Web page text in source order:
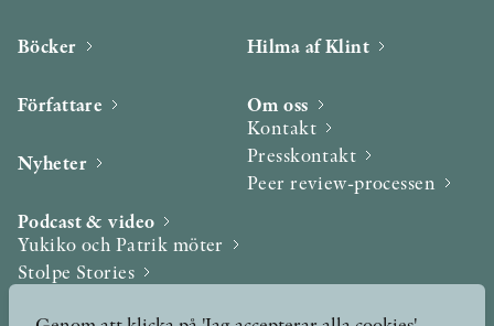
Böcker
Författare
Nyheter
Podcast & video
Yukiko och Patrik möter
Stolpe Stories
Hilma af Klint
Om oss
Kontakt
Presskontakt
Peer review-processen